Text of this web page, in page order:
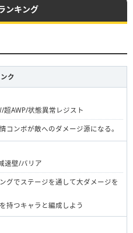
ンキング
ク
超AWP/状態異常レジスト
コンボが敵へのダメージ源になる。
速壁/バリア
グでステージを通して大ダメージを
持つキャラと編成しよう